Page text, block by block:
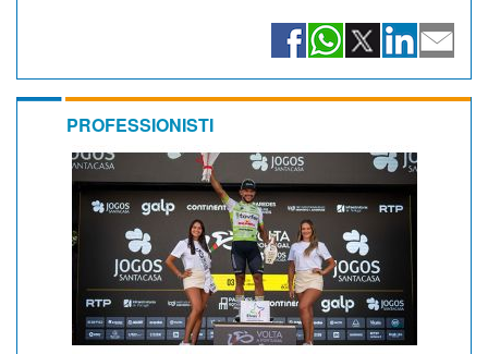
PROFESSIONISTI